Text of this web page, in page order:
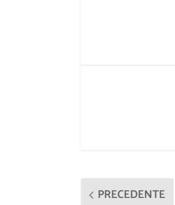
PRECEDENTE